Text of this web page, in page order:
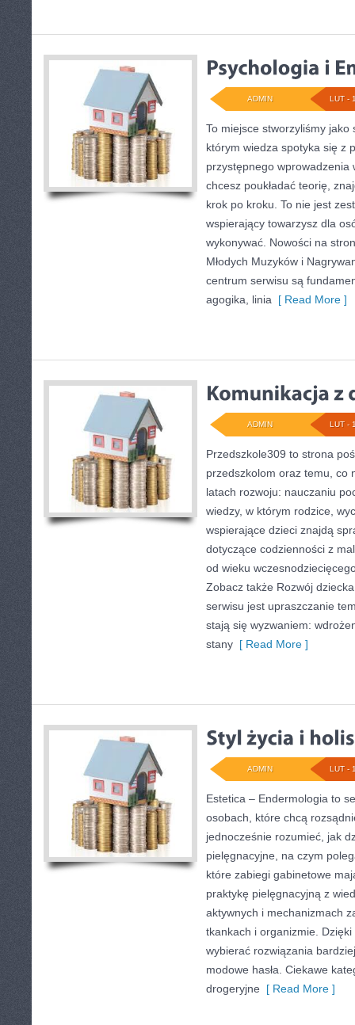
LUT -
ADMIN
To miejsce stworzyliśmy
którym wiedza spotyka się z
przystępnego wprowadzenia
chcesz poukładać teorię,
krok po kroku. To nie jest
wspierający towarzysz dla
wykonywać. Nowości na
Młodych Muzyków i
centrum serwisu są
agogika, linia [ Read More ]
LUT -
ADMIN
Przedszkole309 to strona
przedszkolom oraz temu, co
latach rozwoju: nauczaniu
wiedzy, w którym rodzice,
wspierające dzieci znajdą
dotyczące codzienności z
od wieku
Zobacz także Rozwój
serwisu jest upraszczanie
stają się wyzwaniem:
stany [ Read More ]
LUT -
ADMIN
Estetica – Endermologia to
osobach, które chcą
jednocześnie rozumieć, jak
pielęgnacyjne, na czym
które zabiegi gabinetowe
praktykę pielęgnacyjną z
aktywnych i mechanizmach
tkankach i organizmie.
wybierać rozwiązania
modowe hasła. Ciekawe
drogeryjne [ Read More ]